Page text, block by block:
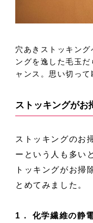
穴あきストッキン
ングを逸した毛玉
ャンス。思い切って
ストッキングがお
ストッキングのお
ーという人も多い
トッキングがお掃
とめてみました。
1． 化学繊維の静